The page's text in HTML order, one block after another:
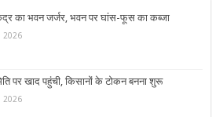
का भवन जर्जर, भवन पर घांस-फूस का कब्जा
2026
पर खाद पहुंची, किसानों के टोकन बनना शुरू
2026